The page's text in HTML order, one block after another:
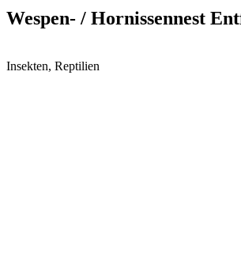
Wespen- / Hornissennest
Insekten, Reptilien